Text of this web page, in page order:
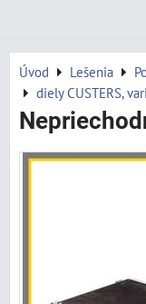
Úvod Lešenia
diely CUSTERS,